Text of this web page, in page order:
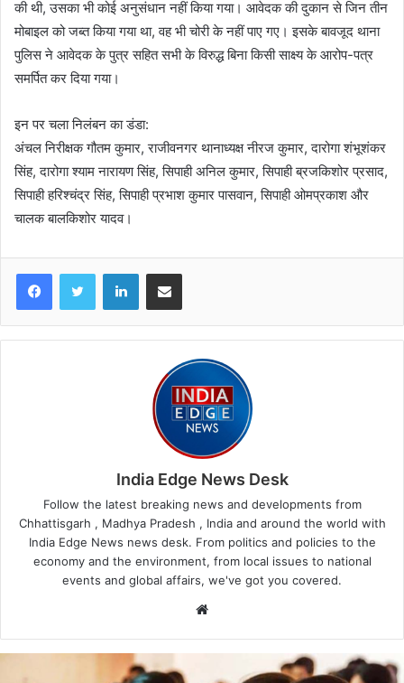
की थी, उसका भी कोई अनुसंधान नहीं किया गया। आवेदक की दुकान से जिन तीन
मोबाइल को जब्त किया गया था, वह भी चोरी के नहीं पाए गए। इसके बावजूद थाना
पुलिस ने आवेदक के पुत्र सहित सभी के विरुद्ध बिना किसी साक्ष्य के आरोप-पत्र
समर्पित कर दिया गया।
इन पर चला निलंबन का डंडा:
अंचल निरीक्षक गौतम कुमार, राजीवनगर थानाध्यक्ष नीरज कुमार, दारोगा शंभूशंकर
सिंह, दारोगा श्याम नारायण सिंह, सिपाही अनिल कुमार, सिपाही ब्रजकिशोर प्रसाद,
सिपाही हरिश्चंद्र सिंह, सिपाही प्रभाश कुमार पासवान, सिपाही ओमप्रकाश और
चालक बालकिशोर यादव।
LinkedInShare via Email
India Edge News Desk
Follow the latest breaking news and developments from
Chhattisgarh , Madhya Pradesh , India and around the world with
India Edge News news desk. From politics and policies to the
economy and the environment, from local issues to national
events and global affairs, we've got you covered.
Website